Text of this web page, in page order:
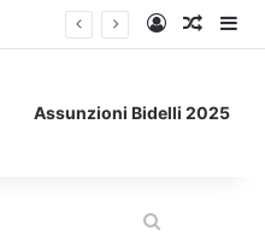
Accedi
Un
Assunzioni Bidelli 2025